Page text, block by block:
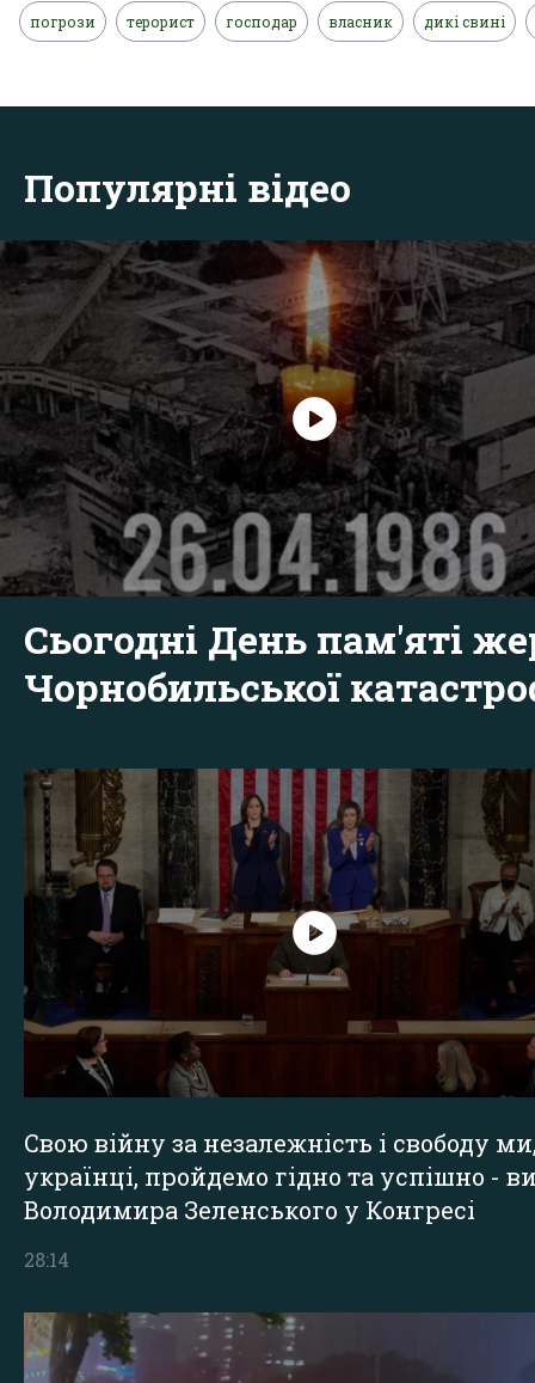
погрози терорист господар власник дикі свині
Популярні відео
Сьогодні День пам'яті
Чорнобильської
Свою війну за незалежність і свободу
українці, пройдемо гідно та успішно -
Володимира Зеленського у Конгресі
28:14